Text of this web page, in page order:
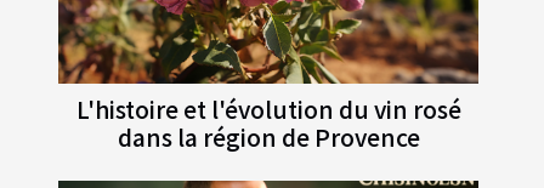
L'histoire et l'évolution du vin rosé
dans la région de Provence